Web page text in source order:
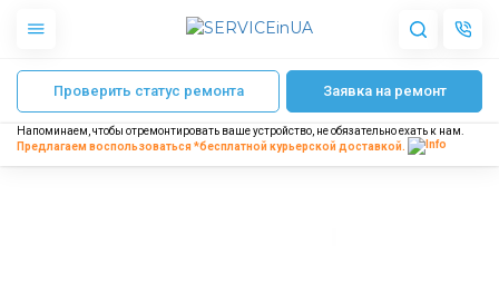
Apple
Гаджеты
Акустика
Проверить статус ремонта Заявка на ремонт
Напоминаем, чтобы отремонтировать ваше устройство, не обязательно ехать к нам.
Предлагаем воспользоваться *бесплатнойкурьерской доставкой.
Главная Заправка картриджа Brother TN-1075